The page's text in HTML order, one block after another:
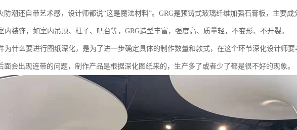
防潮还自带艺术感，设计师都说“这是魔法材料”。GRG是预铸式玻璃纤维加强石膏板，主要成
内装饰，如室内吊顶、柱子、吧台等，GRG造型丰富，强度高、质量轻，不变形、不开裂。
为什么要进行图纸深化，是为了进一步确定具体的制作数量和款式，在这个环节深化设计师
面会出现连带的问题，制作产品是根据深化图纸来的，生产多了或者少了都是很不好的现象。